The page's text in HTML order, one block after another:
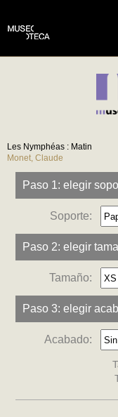
Les Nymphéas : Matin
Monet, Claude
Paso 1: elegir
Soporte:
Paso 2: elegir
Tamaño:
Paso 3: elegir
Acabado: